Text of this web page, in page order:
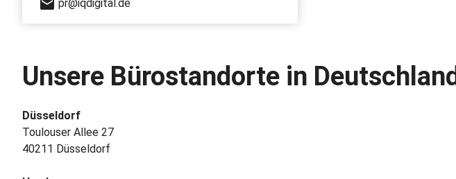
pr@iqdigital.de
Unsere Bürostandorte in Deutschland
Düsseldorf
Toulouser Allee 27
40211 Düsseldorf